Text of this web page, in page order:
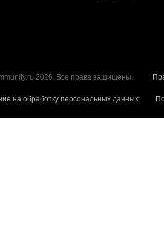
2026. Все права защищены.
на обработку персональных данных